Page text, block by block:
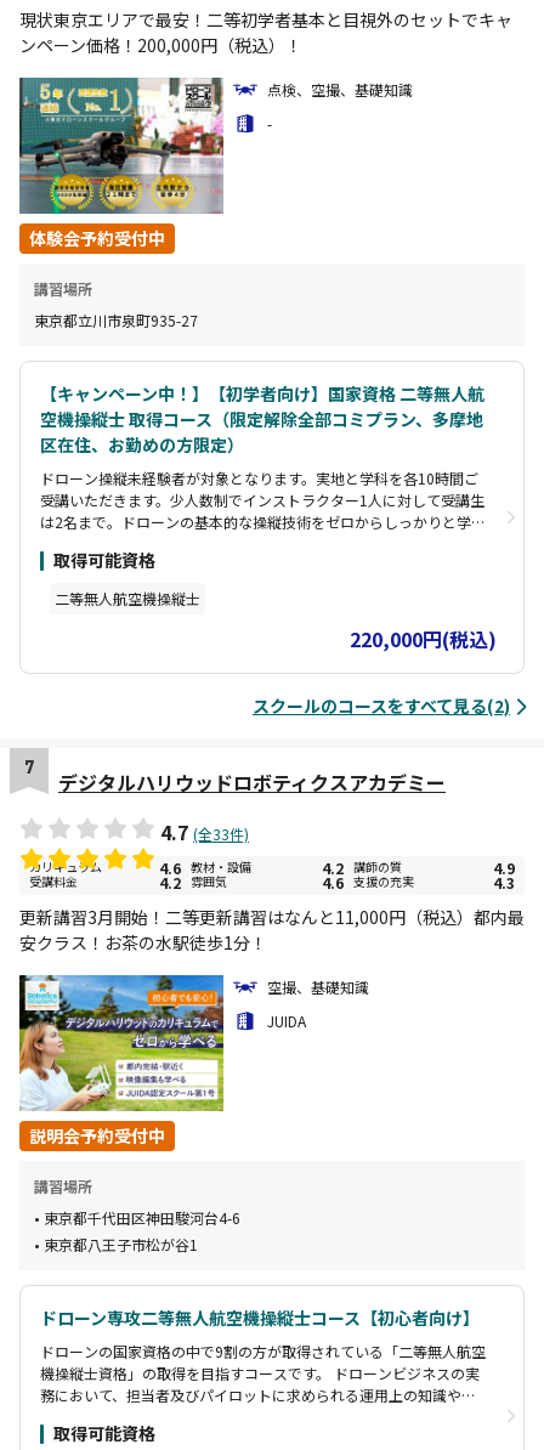
現状東京エリアで最安！二等初学者基本と目視外のセットでキャ
ンペーン価格！200,000円（税込）！
点検、空撮、基礎知識
-
体験会予約受付中
講習場所
東京都立川市泉町935-27
【キャンペーン中！】【初学者向け】国家資格 二等無人航
空機操縦士 取得コース（限定解除全部コミプラン、多摩地
区在住、お勤めの方限定）
ドローン操縦未経験者が対象となります。実地と学科を各10時間ご
受講いただきます。少人数制でインストラクター1人に対して受講生
は2名まで。ドローンの基本的な操縦技術をゼロからしっかりと学ぶ
ルに合わせて受講が可能です。学科はオンラインのため自宅や電車
移動中などでも受講可能です。 コース修了後に実地修了審査（自動
車教習所の卒業検定のイメージ）を別日に実施します。実地修了審
査1回分の費用を含みます。実地修了審査に合格すると「講習修了証
明書」を取得できます。講習修了証明書を取得された方は、実地試
験が免除されます。
取得可能資格
二等無人航空機操縦士
220,000円(税込)
スクールのコースをすべて見る(2)
7
デジタルハリウッドロボティクスアカデミー
4.7 (全33件)
カリキュラム 4.6 教材・設備 4.2 講師の質 4.9
受講料金 4.2 雰囲気 4.6 支援の充実 4.3
更新講習3月開始！二等更新講習はなんと11,000円（税込）都内最
安クラス！お茶の水駅徒歩1分！
空撮、基礎知識
JUIDA
説明会予約受付中
講習場所
東京都千代田区神田駿河台4-6
東京都八王子市松が谷1
ドローン専攻二等無人航空機操縦士コース【初心者向け】
ドローンの国家資格の中で9割の方が取得されている「二等無人航空
機操縦士資格」の取得を目指すコースです。 ドローンビジネスの実
務において、担当者及びパイロットに求められる運用上の知識や安
ます。 初心者を対象としていますので、ドローンに関する知識が全
取得可能資格